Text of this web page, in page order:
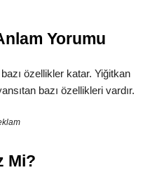
Yorumu
özellikler katar. Yiğitkan
bazı özellikleri vardır.
Mi?